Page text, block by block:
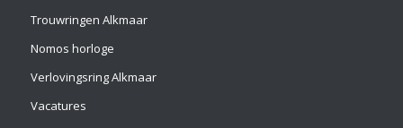
Trouwringen Alkmaar
Nomos horloge
Verlovingsring Alkmaar
Vacatures